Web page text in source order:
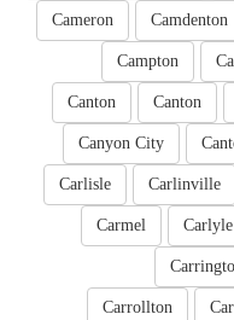
Camdenton
Cameron
Campton
Canton
Canton
Canyon City
Carlinville
Carlisle
Carlyle
Carmel
Carrollton